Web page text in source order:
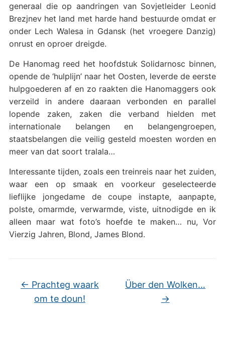
generaal die op aandringen van Sovjetleider Leonid
Brezjnev het land met harde hand bestuurde omdat er
onder Lech Walesa in Gdansk (het vroegere Danzig)
onrust en oproer dreigde.
De Hanomag reed het hoofdstuk Solidarnosc binnen,
opende de ‘hulplijn’ naar het Oosten, leverde de eerste
hulpgoederen af en zo raakten die Hanomaggers ook
verzeild in andere daaraan verbonden en parallel
lopende zaken, zaken die verband hielden met
internationale belangen en belangengroepen,
staatsbelangen die veilig gesteld moesten worden en
meer van dat soort tralala…
Interessante tijden, zoals een treinreis naar het zuiden,
waar een op smaak en voorkeur geselecteerde
lieflijke jongedame de coupe instapte, aanpapte,
polste, omarmde, verwarmde, viste, uitnodigde en ik
alleen maar wat foto’s hoefde te maken… nu, Vor
Vierzig Jahren, Blond, James Blond.
← Prachteg waark
om te doun!
Über den Wolken…
→